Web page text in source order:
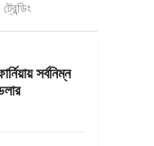
ট্রেন্ডিং
সর্বনিম্ন